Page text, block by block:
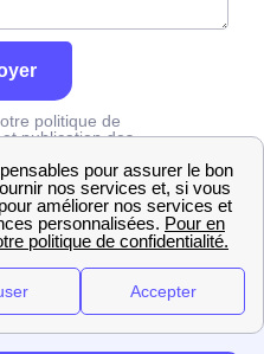
politique de
publication des